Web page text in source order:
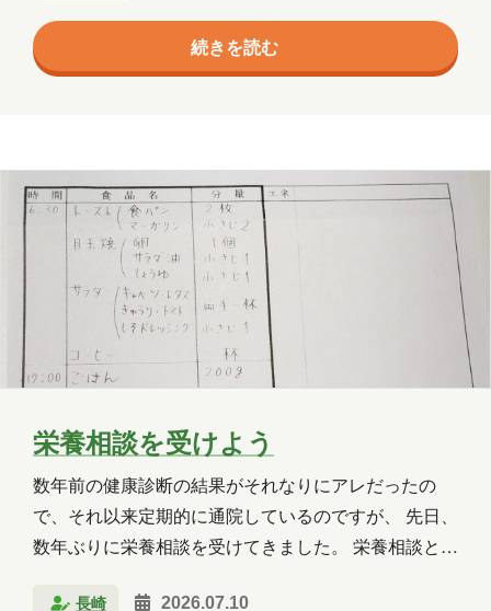
秋元
木村Y 進藤
うだ。蝶の幼虫が食べる草を集めた区画である。イモ
ムシは種によって食べられる葉がきっちり決まってい
て、モンシロチョウはキャベツ、ナミアゲハはミカ
る。 そして幼虫は、生まれた葉から動けない。親が間
違った葉に産みつけたら、そのまま死ぬ。 では親は、
どうやって正しい…
続きを読む
栄養相談を受けよう
数年前の健康診断の結果がそれなりにアレだったの
で、それ以来定期的に通院しているのですが、 先日、
数年ぶりに栄養相談を受けてきました。 栄養相談とい
長崎 2026.07.10